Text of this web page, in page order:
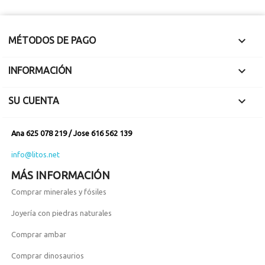
MÉTODOS DE PAGO 
INFORMACIÓN 
SU CUENTA 
Ana 625 078 219 / Jose 616 562 139
info@litos.net
MÁS INFORMACIÓN
Comprar minerales y fósiles
Joyería con piedras naturales
Comprar ambar
Comprar dinosaurios